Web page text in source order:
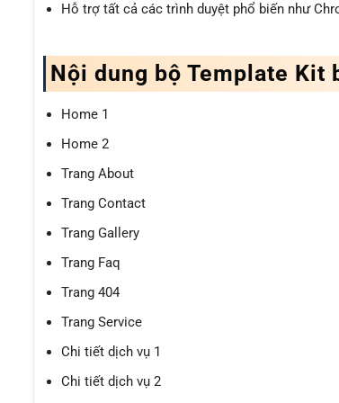
Hỗ trợ tất cả các trình duyệt phổ biến như
Nội dung bộ Template Kit
Home 1
Home 2
Trang About
Trang Contact
Trang Gallery
Trang Faq
Trang 404
Trang Service
Chi tiết dịch vụ 1
Chi tiết dịch vụ 2